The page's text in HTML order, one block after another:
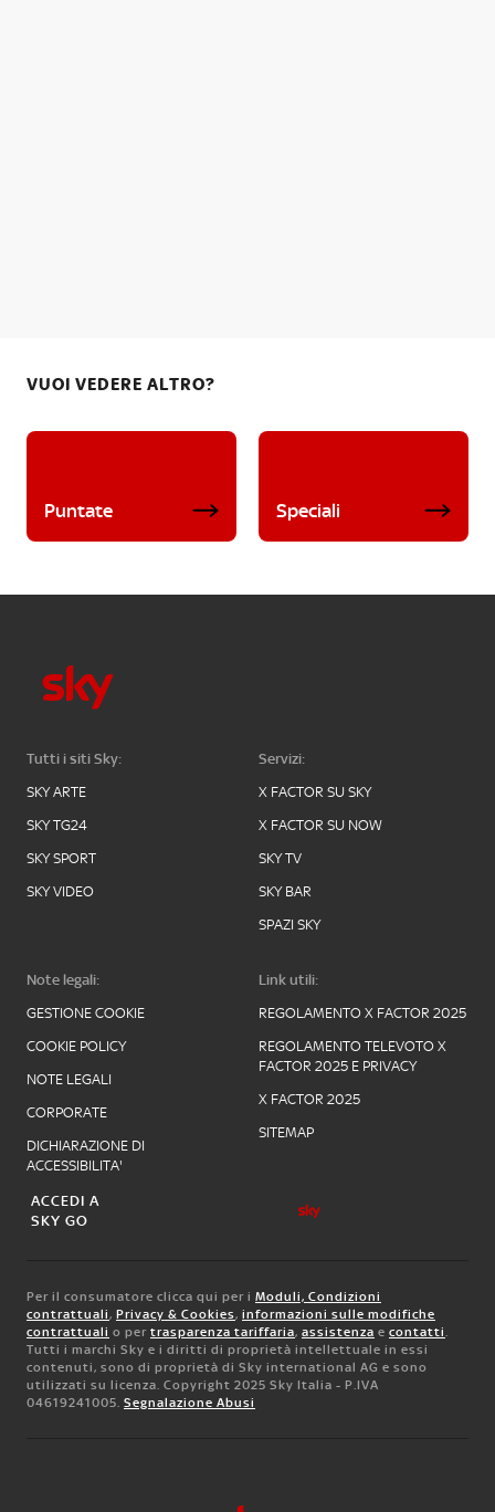
VUOI VEDERE ALTRO?
Puntate Speciali
Tutti i siti Sky:
SKY ARTE
SKY TG24
SKY SPORT
SKY VIDEO
Servizi:
X FACTOR SU SKY
X FACTOR SU NOW
SKY TV
SKY BAR
SPAZI SKY
Note legali:
GESTIONE COOKIE
COOKIE POLICY
NOTE LEGALI
CORPORATE
DICHIARAZIONE DI
ACCESSIBILITA'
Link utili:
REGOLAMENTO X FACTOR 2025
REGOLAMENTO TELEVOTO X
FACTOR 2025 E PRIVACY
X FACTOR 2025
SITEMAP
ACCEDI A
SKY GO
Per il consumatore clicca qui per i Moduli, Condizioni
contrattuali, Privacy & Cookies, informazioni sulle modifiche
contrattuali o per trasparenza tariffaria, assistenza e contatti.
Tutti i marchi Sky e i diritti di proprietà intellettuale in essi
contenuti, sono di proprietà di Sky international AG e sono
utilizzati su licenza. Copyright 2025 Sky Italia - P.IVA
04619241005. Segnalazione Abusi